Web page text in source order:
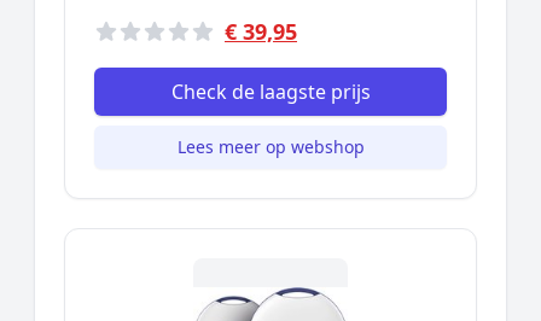
€ 39,95
Check de laagste prijs
Lees meer op webshop